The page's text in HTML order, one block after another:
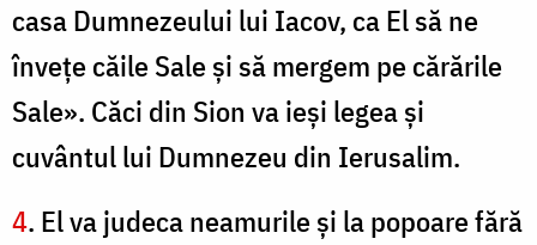
casa Dumnezeului lui Iacov, ca El să ne
înveţe căile Sale şi să mergem pe cărările
Sale». Căci din Sion va ieşi legea şi
cuvântul lui Dumnezeu din Ierusalim.
4. El va judeca neamurile şi la popoare fără